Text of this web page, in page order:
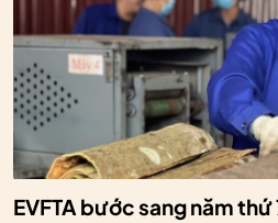
EVFTA bước sang năm